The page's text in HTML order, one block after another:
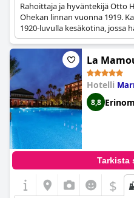
Rahoittaja ja hyväntekijä Otto
Ohekan linnan vuonna 1919.
1920-luvulla kesäkotina, jossa
joihin oli kutsuttu muun
Hollywood-tähtiä. Otto
vaihtoi omistajaa useita
puhtaanapitotyöntekijöiden
radioasemanhoitajien
1948 Eastern Military Academy
konkurssiin 30 vuotta
kunnostustyöt linnan
Nykyään Oheka on merkitty
-luetteloon ja on Historic
La
Hotelli
8,8
Tarkista
$